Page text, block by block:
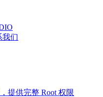
我们
提供完整 Root 权限